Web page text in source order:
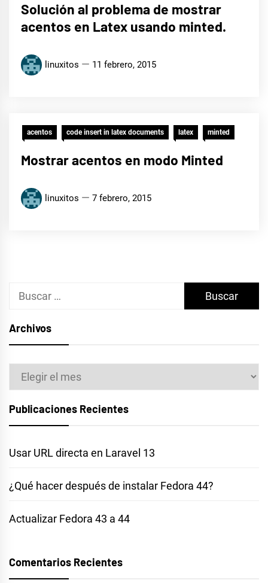
Solución al problema de mostrar
acentos en Latex usando minted.
linuxitos 11 febrero, 2015
acentos code insert in latex documents latex minted
Mostrar acentos en modo Minted
linuxitos 7 febrero, 2015
Buscar:
Archivos
Archivos
Publicaciones Recientes
Usar URL directa en Laravel 13
¿Qué hacer después de instalar Fedora 44?
Actualizar Fedora 43 a 44
Comentarios Recientes